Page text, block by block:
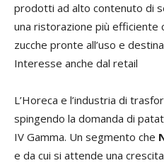
prodotti ad alto contenuto di
una ristorazione più efficiente
zucche pronte all’uso e
Interesse anche dal retail
L’Horeca e l’industria di
spingendo la domanda di
IV Gamma. Un segmento che
e da cui si attende una